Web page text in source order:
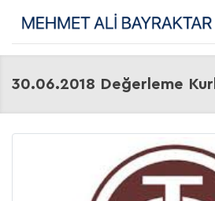
30.06.2018 Değerleme